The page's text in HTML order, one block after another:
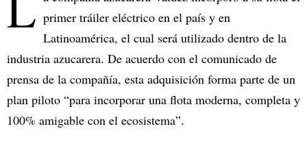
primer tráiler eléctrico en el país y en
Latinoamérica, el cual será utilizado dentro de la
industria azucarera. De acuerdo con el comunicado de
prensa de la compañía, esta adquisición forma parte de un
plan piloto “para incorporar una flota moderna, completa y
100% amigable con el ecosistema”.